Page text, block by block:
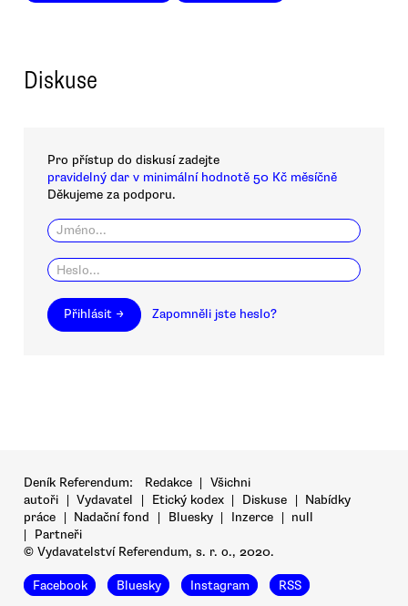
Diskuse
Pro přístup do diskusí zadejte
pravidelný dar v minimální hodnotě 50 Kč měsíčně
Děkujeme za podporu.
Přihlásit → Zapomněli jste heslo?
Deník Referendum: Redakce | Všichni
autoři | Vydavatel | Etický kodex | Diskuse | Nabídky
práce | Nadační fond | Bluesky | Inzerce | null
|
Partneři
© Vydavatelství Referendum, s. r. o., 2020.
Facebook Bluesky Instagram RSS